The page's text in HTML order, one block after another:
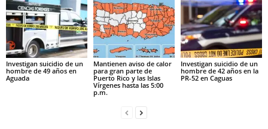
Investigan suicidio de un
hombre de 49 años en
Aguada
Mantienen aviso de calor
para gran parte de
Puerto Rico y las Islas
Vírgenes hasta las 5:00
p.m.
Investigan suicidio de un
hombre de 42 años en la
PR-52 en Caguas